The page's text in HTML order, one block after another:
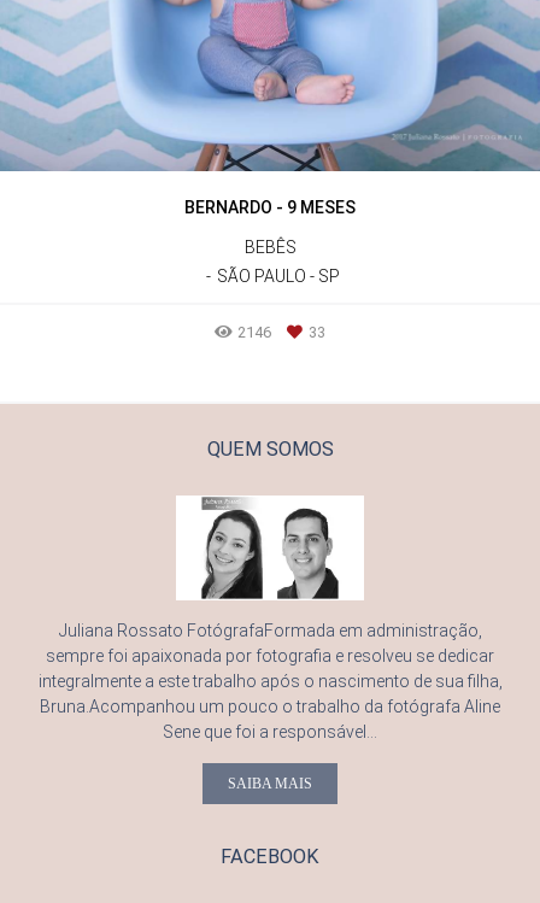
BERNARDO - 9 MESES
BEBÊS
SÃO PAULO - SP
2146 33
QUEM SOMOS
Juliana Rossato FotógrafaFormada em administração,
sempre foi apaixonada por fotografia e resolveu se dedicar
integralmente a este trabalho após o nascimento de sua filha,
Bruna.Acompanhou um pouco o trabalho da fotógrafa Aline
Sene que foi a responsável...
SAIBA MAIS
FACEBOOK